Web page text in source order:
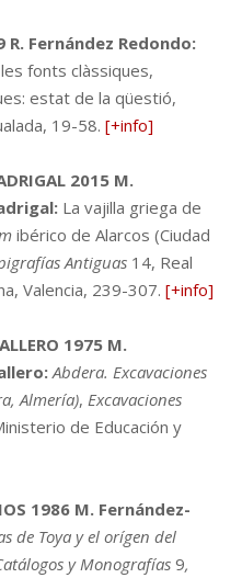
R. Fernández Redondo:
fonts clàssiques,
estat de la qüestió,
19-58. [+info]
2015 M.
La vajilla griega de
ibérico de Alarcos (Ciudad
Antiguas 14, Real
Valencia, 239-307. [+info]
1975 M.
Abdera. Excavaciones
Almería), Excavaciones
de Educación y
1986 M. Fernández-
de Toya y el orígen del
y Monografías 9,